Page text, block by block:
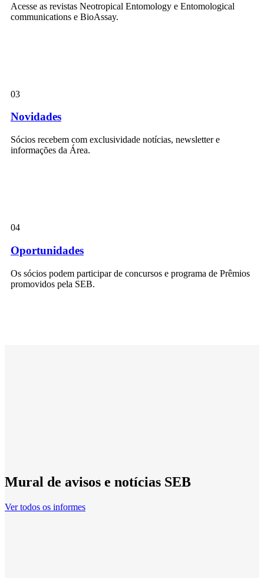
Acesse as revistas Neotropical Entomology e Entomological
communications e BioAssay.
03
Novidades
Sócios recebem com exclusividade notícias, newsletter e
informações da Área.
04
Oportunidades
Os sócios podem participar de concursos e programa de Prêmios
promovidos pela SEB.
Mural de avisos e notícias SEB
Ver todos os informes